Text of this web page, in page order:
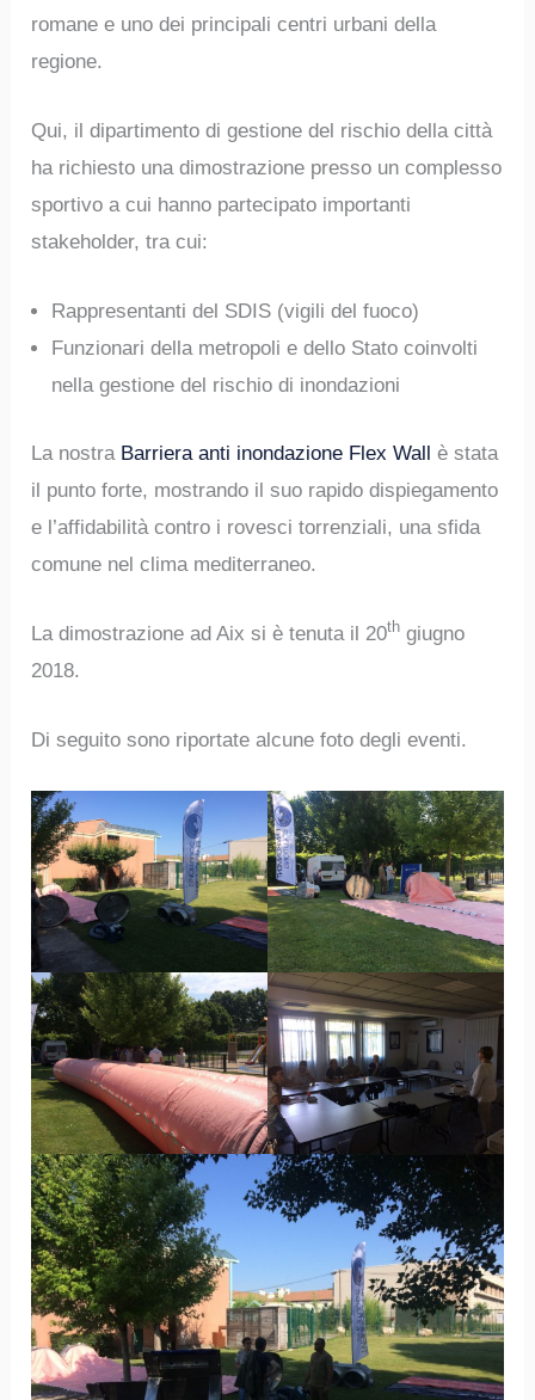
romane e uno dei principali centri urbani della
regione.
Qui, il dipartimento di gestione del rischio della città
ha richiesto una dimostrazione presso un complesso
sportivo a cui hanno partecipato importanti
stakeholder, tra cui:
Rappresentanti del SDIS (vigili del fuoco)
Funzionari della metropoli e dello Stato coinvolti
nella gestione del rischio di inondazioni
La nostra Barriera anti inondazione Flex Wall è stata
il punto forte, mostrando il suo rapido dispiegamento
e l’affidabilità contro i rovesci torrenziali, una sfida
comune nel clima mediterraneo.
La dimostrazione ad Aix si è tenuta il 20th giugno
2018.
Di seguito sono riportate alcune foto degli eventi.